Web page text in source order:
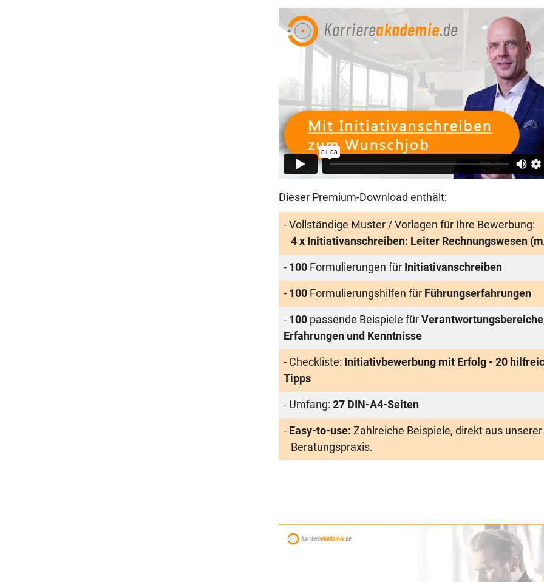
Dieser Premium-Download enthält:
- Vollständige Muster / Vorlagen für Ihre Bewerbung:
4 x Initiativanschreiben: Leiter Rechnungswesen
- 100 Formulierungen für Initiativanschreiben
- 100 Formulierungshilfen fürFührungserfahrungen
- 100 passende Beispiele für
Erfahrungen und Kenntnisse
- Checkliste: Initiativbewerbung mit Erfolg - 20
Tipps
- Umfang: 27 DIN-A4-Seiten
- Easy-to-use: Zahlreiche Beispiele, direkt aus unserer
Beratungspraxis.